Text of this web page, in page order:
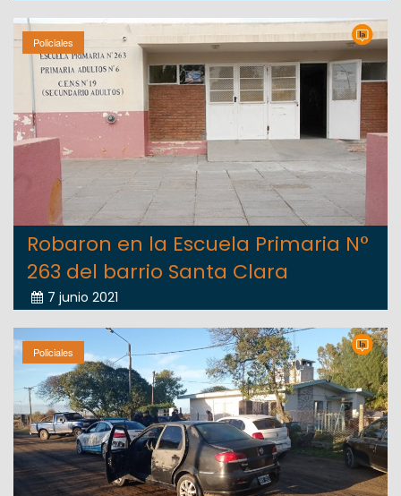
Policiales
Robaron en la Escuela Primaria N°
263 del barrio Santa Clara
7 junio 2021
Policiales